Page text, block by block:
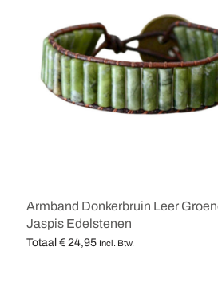
Armband Donkerbruin Leer
Jaspis Edelstenen
Totaal € 24,95 Incl. Btw.